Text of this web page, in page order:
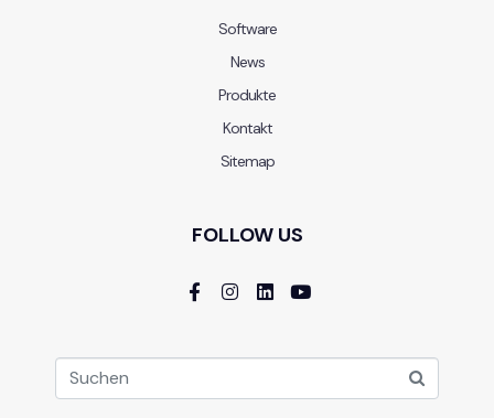
Software
News
Produkte
Kontakt
Sitemap
FOLLOW US